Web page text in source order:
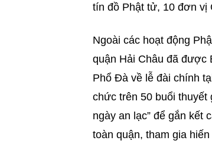
tín đồ Phật tử, 10 đơn vị
Ngoài các hoạt động
quận Hải Châu đã được
Phổ Đà về lễ đài chính
chức trên 50 buổi thuyết
ngày an lạc” để gắn kết
toàn quận, tham gia